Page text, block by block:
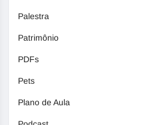
Palestra
Patrimônio
PDFs
Pets
Plano de Aula